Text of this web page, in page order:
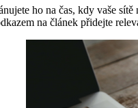
ho na čas, kdy vaše
na článek přidejte